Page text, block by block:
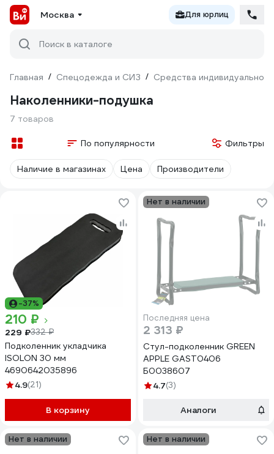
Москва Для юрлиц
Поиск в каталоге
Главная / Спецодежда и СИЗ / Средства индивидуальной
Наколенники-подушка
7 товаров
По популярности Фильтры
Наличие в магазинах Цена Производители
-37%
210 ₽
229 ₽332 ₽
Подколенник укладчика
ISOLON 30 мм
4690642035896
4.9(21)
В корзину
Нет в наличии
Последняя цена
2 313 ₽
Стул-подколенник GREEN
APPLE GAST0406
Б0038607
4.7(3)
Аналоги
Нет в наличии Нет в наличии